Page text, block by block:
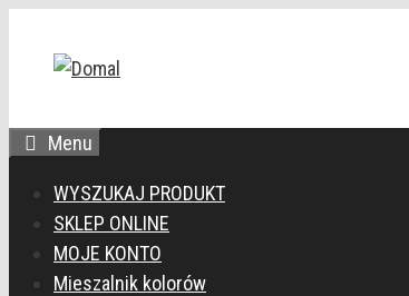
Menu
WYSZUKAJ PRODUKT
SKLEP ONLINE
MOJE KONTO
Mieszalnik kolorów